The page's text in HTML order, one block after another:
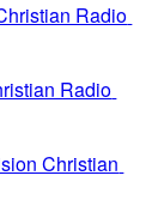
Radio
Radio
Christian